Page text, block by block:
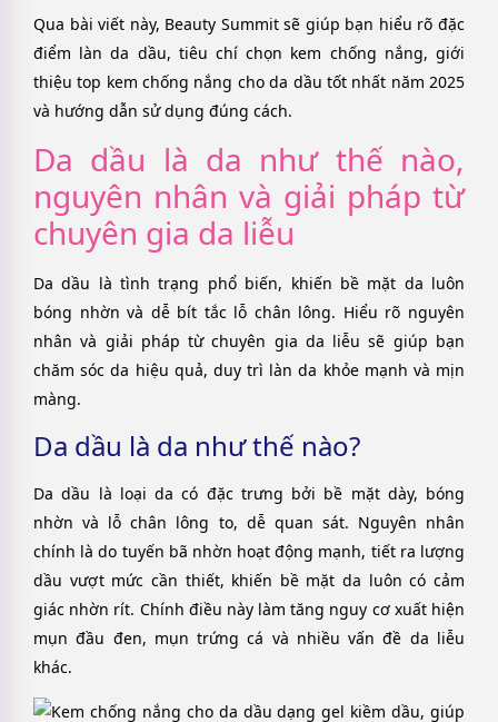
Qua bài viết này, Beauty Summit sẽ giúp bạn hiểu rõ đặc
điểm làn da dầu, tiêu chí chọn kem chống nắng, giới
thiệu top kem chống nắng cho da dầu tốt nhất năm 2025
và hướng dẫn sử dụng đúng cách.
Da dầu là da như thế nào,
nguyên nhân và giải pháp từ
chuyên gia da liễu
Da dầu là tình trạng phổ biến, khiến bề mặt da luôn
bóng nhờn và dễ bít tắc lỗ chân lông. Hiểu rõ nguyên
nhân và giải pháp từ chuyên gia da liễu sẽ giúp bạn
chăm sóc da hiệu quả, duy trì làn da khỏe mạnh và mịn
màng.
Da dầu là da như thế nào?
Da dầu là loại da có đặc trưng bởi bề mặt dày, bóng
nhờn và lỗ chân lông to, dễ quan sát. Nguyên nhân
chính là do tuyến bã nhờn hoạt động mạnh, tiết ra lượng
dầu vượt mức cần thiết, khiến bề mặt da luôn có cảm
giác nhờn rít. Chính điều này làm tăng nguy cơ xuất hiện
mụn đầu đen, mụn trứng cá và nhiều vấn đề da liễu
khác.